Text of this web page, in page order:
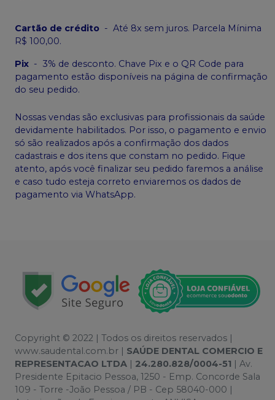
Cartão de crédito - Até 8x sem juros. Parcela Mínima
R$ 100,00.
Pix - 3% de desconto. Chave Pix e o QR Code para
pagamento estão disponíveis na página de confirmação
do seu pedido.
Nossas vendas são exclusivas para profissionais da saúde
devidamente habilitados. Por isso, o pagamento e envio
só são realizados após a confirmação dos dados
cadastrais e dos itens que constam no pedido. Fique
atento, após você finalizar seu pedido faremos a análise
e caso tudo esteja correto enviaremos os dados de
pagamento via WhatsApp.
Copyright © 2022 | Todos os direitos reservados |
www.saudental.com.br | SAÚDE DENTAL COMERCIO E
REPRESENTACAO LTDA | 24.280.828/0004-51 | Av.
Presidente Epitacio Pessoa, 1250 - Emp. Concorde Sala
109 - Torre -João Pessoa / PB - Cep 58040-000 |